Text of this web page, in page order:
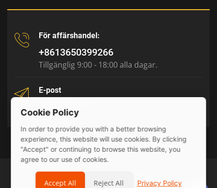
För affärshandel:
+8613650399266
Tillgänglig 9:00 - 18:00 alla dagar.
E-post
© 2026 Julyr Industrial Ltd
Cookie Policy
In order to provide you with a better browsing
experience, this website will use cookies. By clicking
"Accept" or continuing to browse this website, you
agree to our use of cookies.
Accept All Reject All Privacy Policy